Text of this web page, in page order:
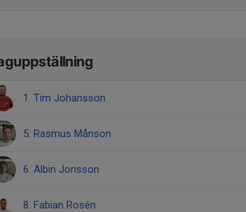
1. Tim Johansson
5. Rasmus Månson
6. Albin Jonsson
8. Fabian Rosén